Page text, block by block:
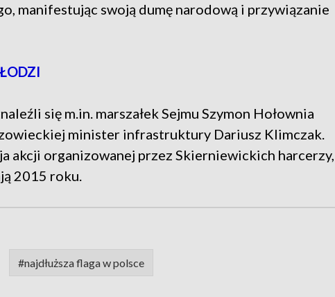
manifestując swoją dumę narodową i przywiązanie
się m.in. marszałek Sejmu Szymon Hołownia
minister infrastruktury Dariusz Klimczak.
akcji organizowanej przez Skierniewickich harcerzy,
2015 roku.
#najdłuższa flaga w polsce